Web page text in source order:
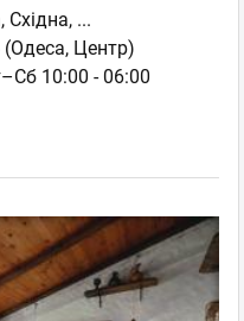
, Східна, ...
(Одеса, Центр)
10:00 - 06:00